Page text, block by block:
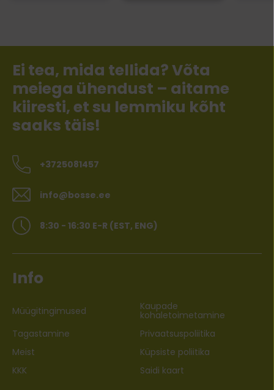
Ei tea, mida tellida? Võta
meiega ühendust – aitame
kiiresti, et su lemmiku kõht
saaks täis!
+3725081457
info@bosse.ee
8:30 - 16:30 E-R (EST, ENG)
Info
Müügitingimused Kaupade
kohaletoimetamine
Tagastamine
Privaatsuspoliitika
Meist
Küpsiste poliitika
KKK
Saidi kaart